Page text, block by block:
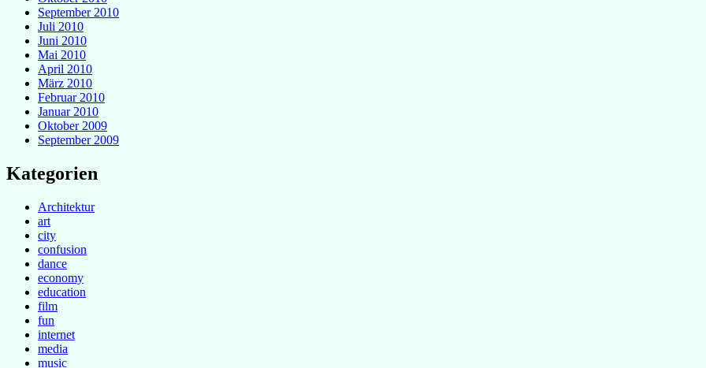
September 2010
Juli 2010
Juni 2010
Mai 2010
April 2010
März 2010
Februar 2010
Januar 2010
Oktober 2009
September 2009
Kategorien
Architektur
art
city
confusion
dance
economy
education
film
fun
internet
media
music